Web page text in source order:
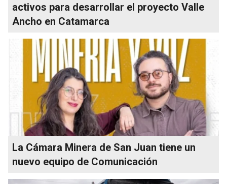
activos para desarrollar el proyecto Valle
Ancho en Catamarca
La Cámara Minera de San Juan tiene un
nuevo equipo de Comunicación